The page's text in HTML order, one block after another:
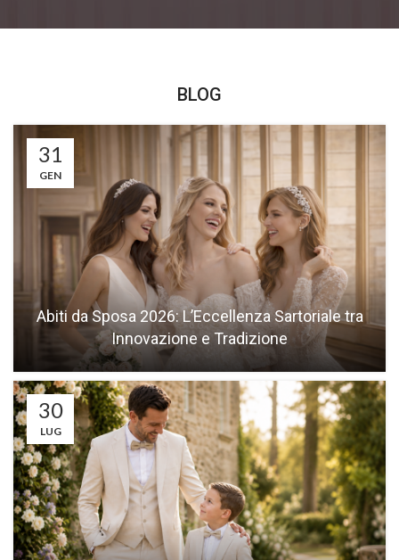
BLOG
31
GEN
Abiti da Sposa 2026: L’Eccellenza Sartoriale tra
Innovazione e Tradizione
30
LUG